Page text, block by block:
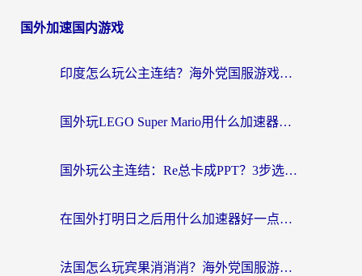
国外加速国内游戏
印度怎么玩公主连结？海外党国服游戏加速终极指南（附仙境传说RO重生细胞优化技巧）
国外玩LEGO Super Mario用什么加速器？2026海外玩家亲测有效指南
国外玩公主连结：Re总卡成PPT？3步选对加速器，畅玩国服无压力
在国外打明日之后用什么加速器好一点？海外玩家亲测有效的国服游戏加速指南
法国怎么玩宾果消消消？海外党国服游戏加速器终极指南（附漫威召唤与合成解决办法）